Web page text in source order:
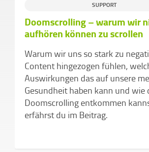
SUPPORT
Doomscrolling – warum wir
aufhören können zu scrollen
Warum wir uns so stark zu
Content hingezogen fühlen,
Auswirkungen das auf unsere
Gesundheit haben kann und wie
Doomscrolling entkommen
erfährst du im Beitrag.